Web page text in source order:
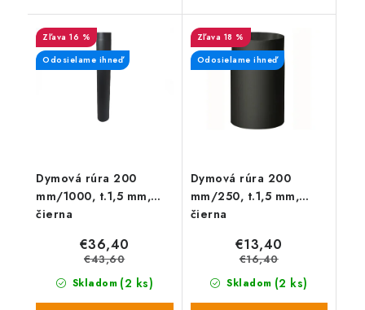
Dymová rúra 200
mm/1000, t.1,5 mm,
čierna
16 %
Odosielame ihneď
Skladom (2 ks)
€36,40
€43,60
Dymová rúra 200
mm/250, t.1,5 mm,
čierna
18 %
Odosielame ihneď
Skladom (2 ks)
€13,40
€16,40